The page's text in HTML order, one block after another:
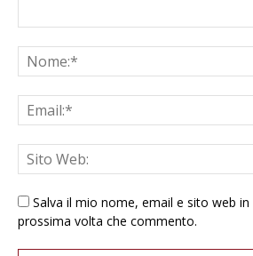
Salva il mio nome, email e sito web
prossima volta che commento.